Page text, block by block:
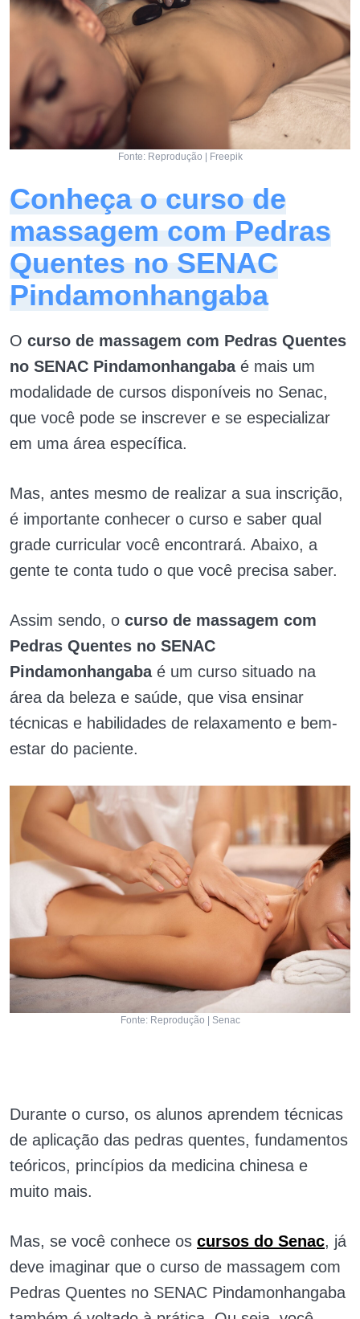
Fonte: Reprodução | Freepik
Conheça o curso de
massagem com Pedras
Quentes no SENAC
Pindamonhangaba
O curso de massagem com Pedras Quentes
no SENAC Pindamonhangabaé mais um
modalidade de cursos disponíveis no Senac,
que você pode se inscrever e se especializar
em uma área específica.
Mas, antes mesmo de realizar a sua inscrição,
é importante conhecer o curso e saber qual
grade curricular você encontrará. Abaixo, a
gente te conta tudo o que você precisa saber.
Assim sendo, o curso de massagem com
Pedras Quentes no SENAC
Pindamonhangabaé um curso situado na
área da beleza e saúde, que visa ensinar
técnicas e habilidades de relaxamento e bem-
estar do paciente.
Fonte: Reprodução | Senac
Durante o curso, os alunos aprendem técnicas
de aplicação das pedras quentes, fundamentos
teóricos, princípios da medicina chinesa e
muito mais.
Mas, se você conhece os cursos do Senac, já
deve imaginar que o curso de massagem com
Pedras Quentes no SENAC Pindamonhangaba